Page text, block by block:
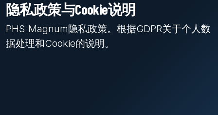
隐私政策与Cookie说明
PHS Magnum隐私政策。根据GDPR关于个人数
据处理和Cookie的说明。